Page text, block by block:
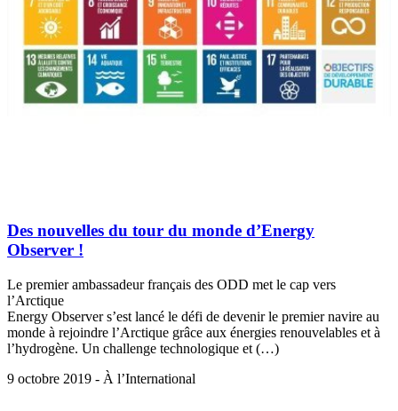
Des nouvelles du tour du monde d’Energy
Observer !
Le premier ambassadeur français des ODD met le cap vers
l’Arctique
Energy Observer s’est lancé le défi de devenir le premier navire au
monde à rejoindre l’Arctique grâce aux énergies renouvelables et à
l’hydrogène. Un challenge technologique et (…)
9 octobre 2019 - À l’International